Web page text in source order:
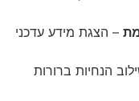
מידע עדכני
ברורות